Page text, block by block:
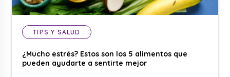
TIPS Y SALUD
¿Mucho estrés? Estos son los 5 alimentos que
pueden ayudarte a sentirte mejor